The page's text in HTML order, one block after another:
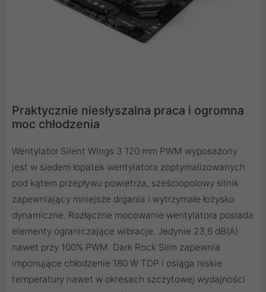
Praktycznie niesłyszalna praca i ogromna
moc chłodzenia
Wentylator Silent Wings 3 120 mm PWM wyposażony
jest w siedem łopatek wentylatora zoptymalizowanych
pod kątem przepływu powietrza, sześciopolowy silnik
zapewniający mniejsze drgania i wytrzymałe łożysko
dynamiczne. Rozłączne mocowanie wentylatora posiada
elementy ograniczające wibracje. Jedynie 23,6 dB(A)
nawet przy 100% PWM. Dark Rock Slim zapewnia
imponujące chłodzenie 180 W TDP i osiąga niskie
temperatury nawet w okresach szczytowej wydajności